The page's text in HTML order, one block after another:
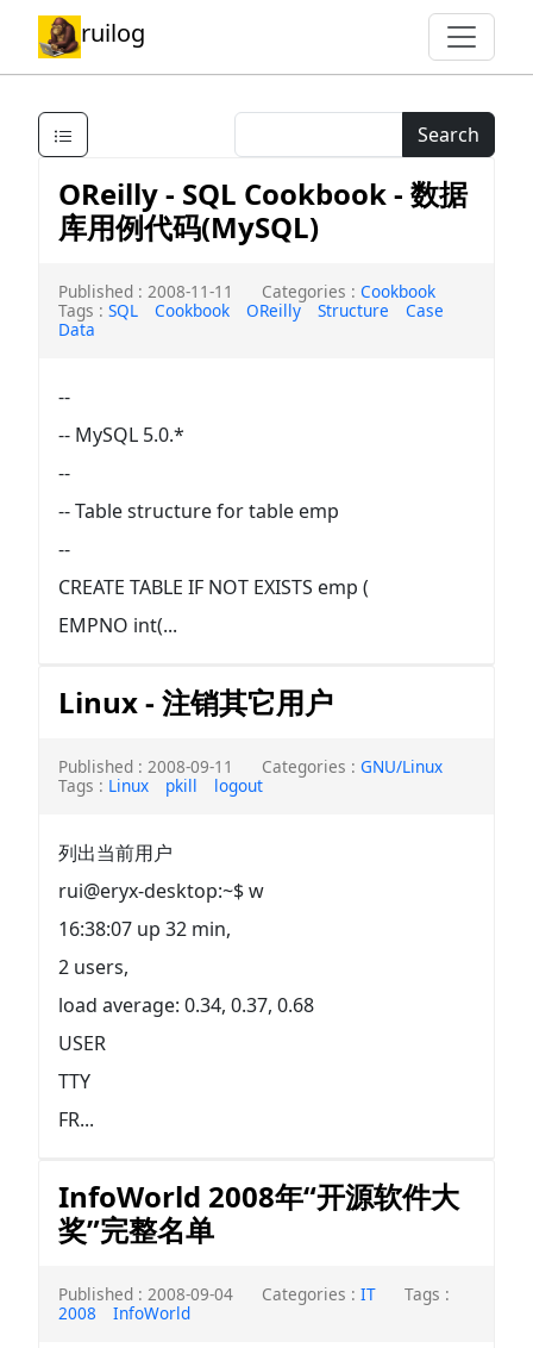
ruilog
Search
OReilly - SQL Cookbook - 数据
库用例代码(MySQL)
Published : 2008-11-11 Categories : Cookbook
Tags : SQL Cookbook OReilly Structure
Case
Data
--
-- MySQL 5.0.*
--
-- Table structure for table emp
--
CREATE TABLE IF NOT EXISTS emp (
EMPNO int(...
Linux - 注销其它用户
Published : 2008-09-11 Categories : GNU/Linux
Tags : Linux pkill logout
列出当前用户
rui@eryx-desktop:~$ w
16:38:07 up 32 min,
2 users,
load average: 0.34, 0.37, 0.68
USER
TTY
FR...
InfoWorld 2008年“开源软件大
奖”完整名单
Published : 2008-09-04 Categories : IT
Tags :
2008
InfoWorld